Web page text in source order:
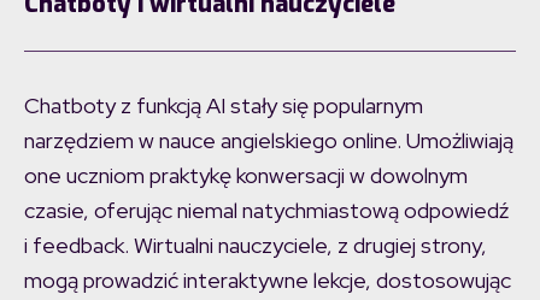
Chatboty z funkcją AI stały się popularnym
narzędziem w nauce angielskiego online. Umożliwiają
one uczniom praktykę konwersacji w dowolnym
czasie, oferując niemal natychmiastową odpowiedź
i feedback. Wirtualni nauczyciele, z drugiej strony,
mogą prowadzić interaktywne lekcje, dostosowując